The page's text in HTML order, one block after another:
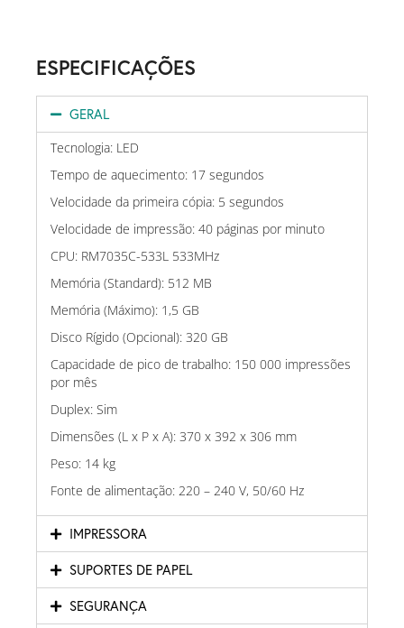
ESPECIFICAÇÕES
GERAL
Tecnologia: LED
Tempo de aquecimento: 17 segundos
Velocidade da primeira cópia: 5 segundos
Velocidade de impressão: 40 páginas por minuto
CPU: RM7035C-533L 533MHz
Memória (Standard): 512 MB
Memória (Máximo): 1,5 GB
Disco Rígido (Opcional): 320 GB
Capacidade de pico de trabalho: 150 000 impressões
por mês
Duplex: Sim
Dimensões (L x P x A): 370 x 392 x 306 mm
Peso: 14 kg
Fonte de alimentação: 220 – 240 V, 50/60 Hz
IMPRESSORA
SUPORTES DE PAPEL
SEGURANÇA